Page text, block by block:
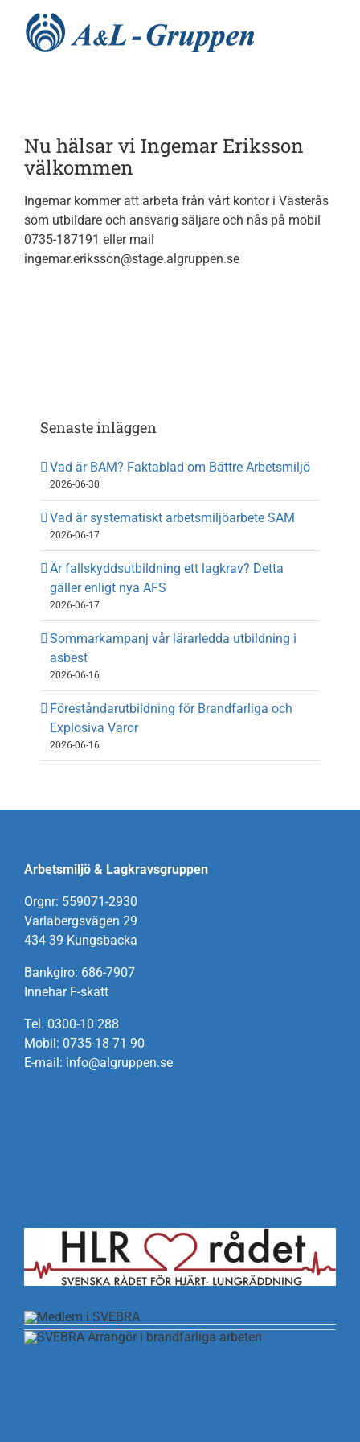
innehållet
Nyheter
Utbildningar
Tjänster
Kontakt
Nu hälsar vi Ingemar Eriksson
välkommen
Ingemar kommer att arbeta från vårt kontor i Västerås
som utbildare och ansvarig säljare och nås på mobil
0735-187191 eller mail
ingemar.eriksson@stage.algruppen.se
Senaste inläggen
Vad är BAM? Faktablad om Bättre Arbetsmiljö
2026-06-30
Vad är systematiskt arbetsmiljöarbete SAM
2026-06-17
Är fallskyddsutbildning ett lagkrav? Detta
gäller enligt nya AFS
2026-06-17
Sommarkampanj vår lärarledda utbildning i
asbest
2026-06-16
Föreståndarutbildning för Brandfarliga och
Explosiva Varor
2026-06-16
Arbetsmiljö & Lagkravsgruppen
Orgnr: 559071-2930
Varlabergsvägen 29
434 39 Kungsbacka
Bankgiro: 686-7907
Innehar F-skatt
Tel. 0300-10 288
Mobil: 0735-18 71 90
E-mail: info@algruppen.se